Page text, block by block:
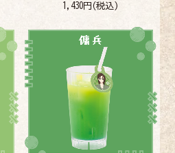
1,430円(税込)